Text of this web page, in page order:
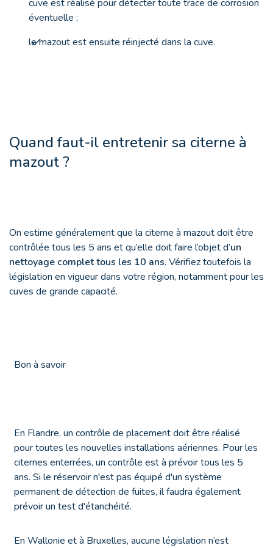
cuve est réalisé pour détecter toute trace de corrosion
éventuelle ;
le mazout est ensuite réinjecté dans la cuve.
Quand faut-il entretenir sa citerne à
mazout ?
On estime généralement que la citerne à mazout doit être
contrôlée tous les 5 ans et qu’elle doit faire l’objet d’un
nettoyage complet tous les 10 ans. Vérifiez toutefois la
législation en vigueur dans votre région, notamment pour les
cuves de grande capacité.
Bon à savoir
En Flandre, un contrôle de placement doit être réalisé
pour toutes les nouvelles installations aériennes. Pour les
citernes enterrées, un contrôle est à prévoir tous les 5
ans. Si le réservoir n'est pas équipé d'un système
permanent de détection de fuites, il faudra également
prévoir un test d'étanchéité.
En Wallonie et à Bruxelles, aucune législation n’est